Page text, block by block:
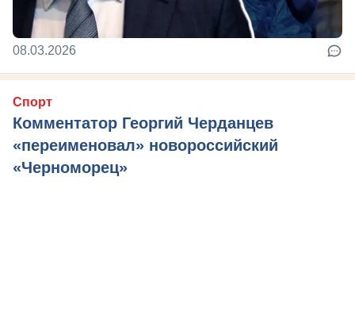
08.03.2026
Спорт
Комментатор Георгий Черданцев
«переименовал» новороссийский
«Черноморец»